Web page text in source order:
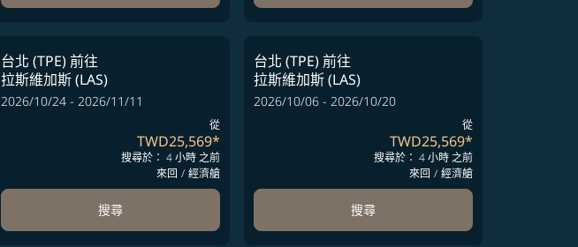
台北 (TPE)前往
拉斯維加斯 (LAS)
2026/10/24 - 2026/11/11
從
TWD25,569*
搜尋於： 4 小時 之前
來回 / 經濟艙
搜尋
台北 (TPE)前往
拉斯維加斯 (LAS)
2026/10/06 - 2026/10/20
從
TWD25,569*
搜尋於： 4 小時 之前
來回 / 經濟艙
搜尋